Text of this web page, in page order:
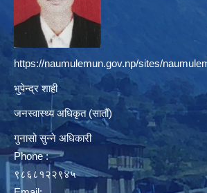
https://naumulemun.gov.np/sites/
भुपेन्द्र शाही
जनस्वास्थ्य अधिकृत (सातौं)
गुनासो सुन्ने अधिकारी
Phone :
९८६८१२२९४५